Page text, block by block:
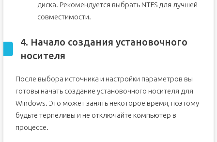
диска. Рекомендуется выбрать NTFS для лучшей
совместимости.
4. Начало создания установочного
носителя
После выбора источника и настройки параметров вы
готовы начать создание установочного носителя для
Windows. Это может занять некоторое время, поэтому
будьте терпеливы и не отключайте компьютер в
процессе.